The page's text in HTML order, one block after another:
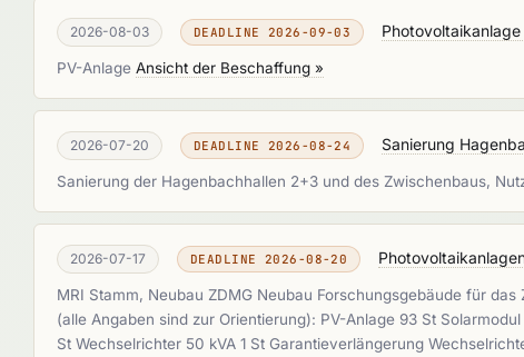
2026-08-03 DEADLINE 2026-09-03
PV-Anlage Ansicht der Beschaffung »
2026-07-20 DEADLINE 2026-08-24 Sanierung
Sanierung der Hagenbachhallen 2+3 und des Zwischenbaus,
2026-07-17 DEADLINE 2026-08-20
MRI Stamm, Neubau ZDMG Neubau Forschungsgebäude für
(alle Angaben sind zur Orientierung): PV-Anlage 93 St
St Wechselrichter 50 kVA 1 St Garantieverlängerung